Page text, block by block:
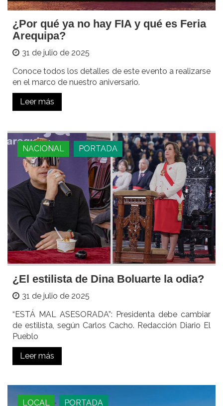
¿Por qué ya no hay FIA y qué es Feria
Arequipa?
31 de julio de 2025
Conoce todos los detalles de este evento a realizarse
en el marco de nuestro aniversario.
Leer más
NACIONAL PORTADA
¿El estilista de Dina Boluarte la odia?
31 de julio de 2025
“ESTÁ MAL ASESORADA”: Presidenta debe cambiar
de estilista, según Carlos Cacho. Redacción Diario El
Pueblo
Leer más
LOCAL PORTADA